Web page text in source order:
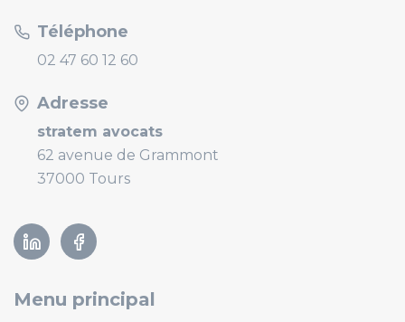
Téléphone
02 47 60 12 60
Adresse
stratem avocats
62 avenue de Grammont
37000 Tours
LinkedinFacebook
Menu principal